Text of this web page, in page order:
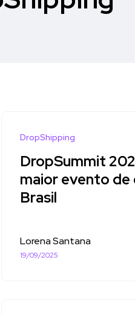
DropShipping
DropSummit
maior evento
Brasil
Lorena Santana
19/09/2025